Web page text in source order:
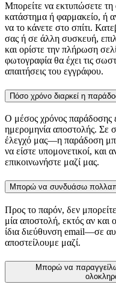
Μπορείτε να εκτυπώσετε
κατάστημα ή φαρμακείο, ή
να το κάνετε στο σπίτι.
σας ή σε άλλη συσκευή,
και ορίστε την πλήρωση
φωτογραφία θα έχει τις
απαιτήσεις του εγγράφου.
Πόσο χρόνο διαρκεί η
Ο μέσος χρόνος παράδοσης
ημερομηνία αποστολής. Σε
έλεγχό μας—η παράδοση
να είστε υπομονετικοί, και
επικοινωνήστε μαζί μας.
Μπορώ να συνδυάσω
Προς το παρόν, δεν
μία αποστολή, εκτός αν και
ίδια διεύθυνση email—σε
αποστείλουμε μαζί.
Μπορώ να